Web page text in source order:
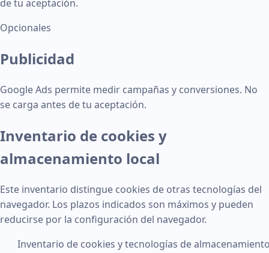
de tu aceptación.
Opcionales
Publicidad
Google Ads permite medir campañas y conversiones. No
se carga antes de tu aceptación.
Inventario de cookies y
almacenamiento local
Este inventario distingue cookies de otras tecnologías del
navegador. Los plazos indicados son máximos y pueden
reducirse por la configuración del navegador.
Inventario de cookies y tecnologías de